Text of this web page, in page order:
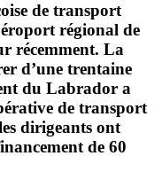
de transport
régional de
récemment. La
d’une trentaine
du Labrador a
de transport
dirigeants ont
de 60